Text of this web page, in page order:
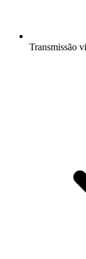
Transmissão